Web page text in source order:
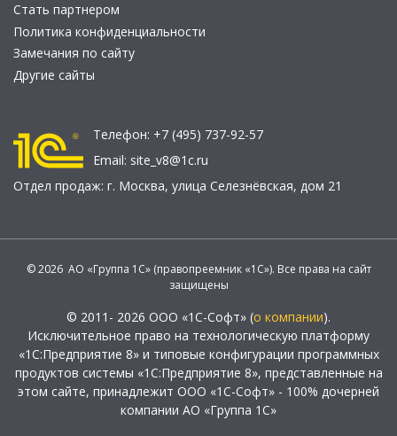
Стать партнером
Политика конфиденциальности
Замечания по сайту
Другие сайты
Телефон: +7 (495) 737-92-57
Email: site_v8@1c.ru
Отдел продаж: г. Москва, улица Селезнёвская, дом 21
© 2026 АО «Группа 1С» (правопреемник «1С»). Все права на сайт
защищены
© 2011- 2026 ООО «1С-Софт» (о компании).
Исключительное право на технологическую платформу
«1С:Предприятие 8» и типовые конфигурации программных
продуктов системы «1С:Предприятие 8», представленные на
этом сайте, принадлежит ООО «1С-Софт» - 100% дочерней
компании АО «Группа 1С»